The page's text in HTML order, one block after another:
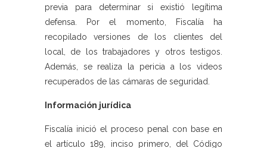
previa para determinar si existió legítima
defensa. Por el momento, Fiscalía ha
recopilado versiones de los clientes del
local, de los trabajadores y otros testigos.
Además, se realiza la pericia a los videos
recuperados de las cámaras de seguridad.
Información jurídica
Fiscalía inició el proceso penal con base en
el artículo 189, inciso primero, del Código